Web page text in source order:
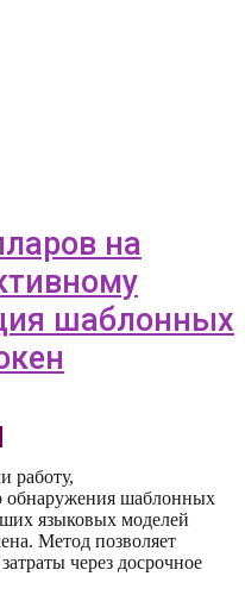
на
шаблонных
работу,
обнаружения шаблонных
языковых моделей
Метод позволяет
через досрочное